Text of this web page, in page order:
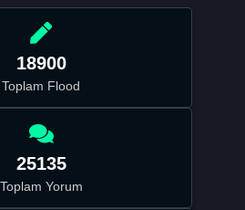
18900
Toplam Flood
25135
Toplam Yorum